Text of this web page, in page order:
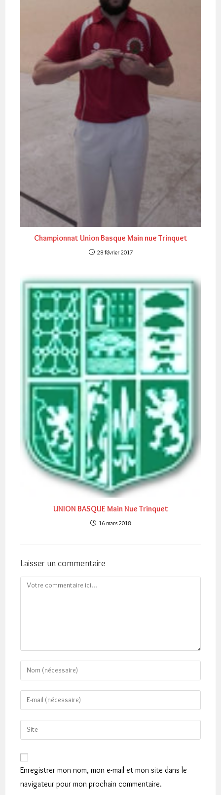
Championnat Union Basque Main nue Trinquet
28 février 2017
UNION BASQUE Main Nue Trinquet
16 mars 2018
Laisser un commentaire
Comment
Enter
your
name
comment
Enter
your
email
address
Saisir
l’URL
votre
site
(facultatif)
Enregistrer mon nom, mon e-mail et mon site dans le
navigateur pour mon prochain commentaire.